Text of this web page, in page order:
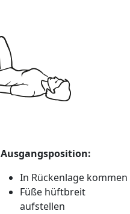
Ausgangsposition:
In Rückenlage kommen
Füße hüftbreit
aufstellen